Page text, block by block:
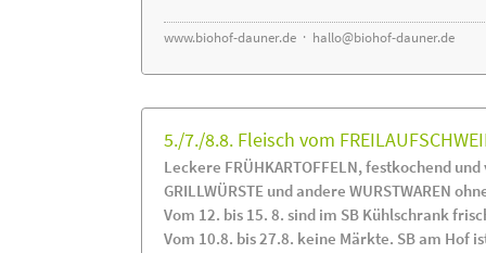
www.biohof-dauner.de · hallo@biohof-dauner.de
5./7./8.8. Fleisch vom
Leckere FRÜHKARTOFFELN, festkochend
GRILLWÜRSTE und andere WURSTWAREN
Vom 12. bis 15. 8. sind im SB Kühlschrank
Vom 10.8. bis 27.8. keine Märkte. SB am Hof